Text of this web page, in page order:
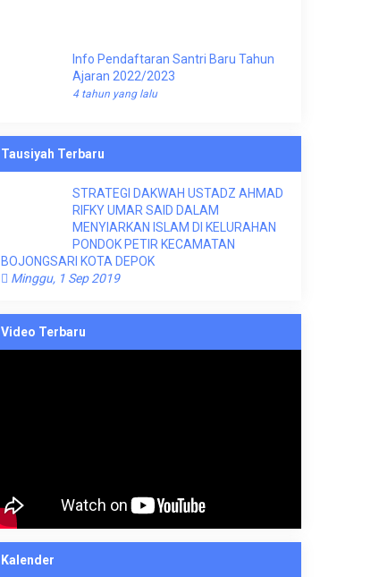
Info Pendaftaran Santri Baru Tahun
Ajaran 2022/2023
4 tahun yang lalu
Tausiyah Terbaru
STRATEGI DAKWAH USTADZ AHMAD
RIFKY UMAR SAID DALAM
MENYIARKAN ISLAM DI KELURAHAN
PONDOK PETIR KECAMATAN
BOJONGSARI KOTA DEPOK
Minggu, 1 Sep 2019
Video Terbaru
Kalender